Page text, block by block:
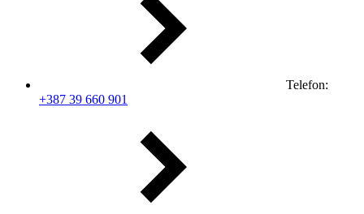
Telefon:
+387 39 660 901